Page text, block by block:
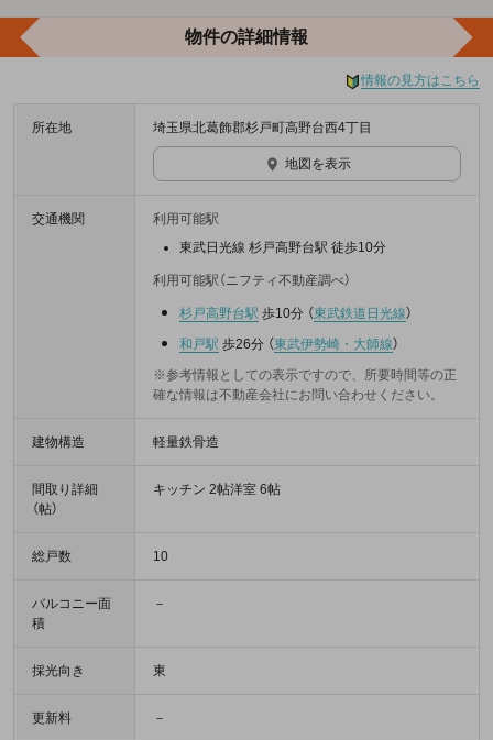
物件の詳細情報
情報の見方はこちら
所在地 埼玉県北葛飾郡杉戸町高野台西4丁目
地図を表示
交通機関
利用可能駅
東武日光線 杉戸高野台駅 徒歩10分
利用可能駅（ニフティ不動産調べ）
杉戸高野台駅 歩10分 （東武鉄道日光線）
和戸駅 歩26分 （東武伊勢崎・大師線）
※参考情報としての表示ですので、所要時間等の正
確な情報は不動産会社にお問い合わせください。
建物構造 軽量鉄骨造
間取り詳細
（帖）
キッチン 2帖洋室 6帖
総戸数 10
バルコニー面
積
－
採光向き 東
更新料 －